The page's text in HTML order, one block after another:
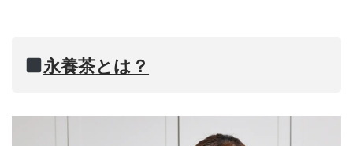
永養茶とは？